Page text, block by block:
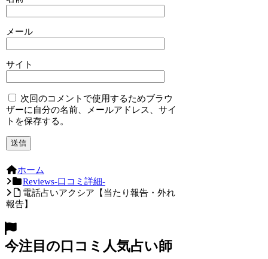
メール
サイト
次回のコメントで使用するためブラウ
ザーに自分の名前、メールアドレス、サイ
トを保存する。
ホーム
Reviews-口コミ詳細-
電話占いアクシア【当たり報告・外れ
報告】
今注目の口コミ人気占い師